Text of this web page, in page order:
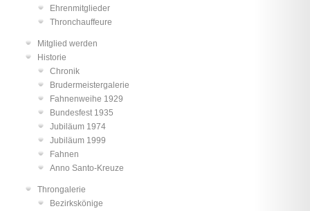
Ehrenmitglieder
Thronchauffeure
Mitglied werden
Historie
Chronik
Brudermeistergalerie
Fahnenweihe 1929
Bundesfest 1935
Jubiläum 1974
Jubiläum 1999
Fahnen
Anno Santo-Kreuze
Throngalerie
Bezirkskönige